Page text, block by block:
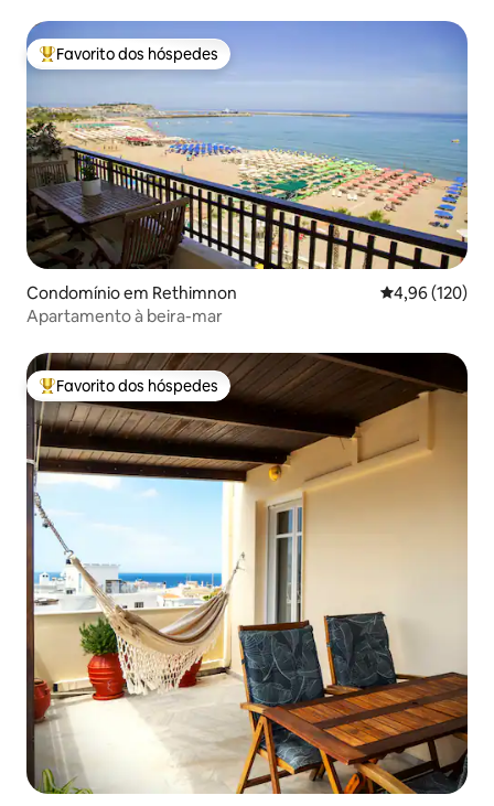
Favoritos dos hóspedes mais apreciados
Favorito dos hóspedes
Condomínio em Rethimnon Classificação
4,96 (120)
Apartamento à beira-mar
Favoritos dos hóspedes mais apreciados
Favorito dos hóspedes